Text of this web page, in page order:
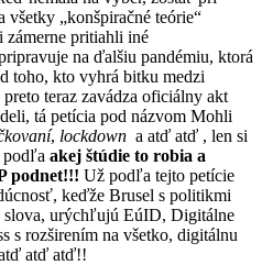
všetky „konšpiračné teórie“
pritiahli iné
na ďalšiu pandémiu, ktorá
toho, kto vyhrá bitku medzi
teraz zavádza oficiálny akt
tá petícia pod názvom Mohli
, lockdown a atď atď , len si
podľa akej štúdie to robia a
podnet!!! Už podľa tejto petície
keďže Brusel s politikmi
urýchľujú EúID, Digitálne
s rozširením na všetko, digitálnu
atď atď!!